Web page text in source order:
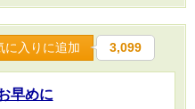
に入りに追加 3,099
早めに